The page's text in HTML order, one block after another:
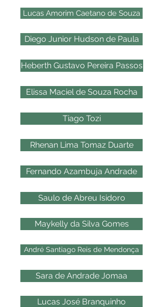
Lucas Amorim Caetano de Souza
Diego Junior Hudson de Paula
Heberth Gustavo Pereira Passos
Elissa Maciel de Souza Rocha
Tiago Tozi
Rhenan Lima Tomaz Duarte
Fernando Azambuja Andrade
Saulo de Abreu Isidoro
Maykelly da Silva Gomes
André Santiago Reis de Mendonça
Sara de Andrade Jomaa
Lucas José Branquinho